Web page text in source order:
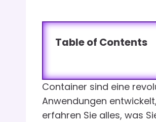
Table of Contents
Container sind eine
Anwendungen
erfahren Sie alles, was